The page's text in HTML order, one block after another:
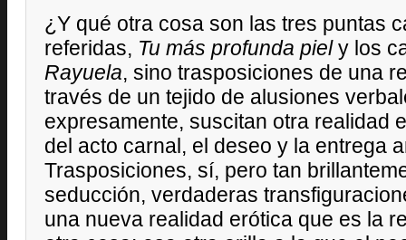
¿Y qué otra cosa son las tres puntas
referidas, Tu más profunda piely los
Rayuela, sino trasposiciones de una
través de un tejido de alusiones
expresamente, suscitan otra realidad
del acto carnal, el deseo y la entrega
Trasposiciones, sí, pero tan
seducción, verdaderas
una nueva realidad erótica que es la